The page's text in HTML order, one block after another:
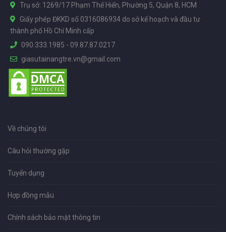
Trụ sở: 1269/17 Phạm Thế Hiển, Phường 5, Quận 8, HCM
Giấy phép ĐKKD số 0316086934 do sở kế hoạch và đầu tư
thành phố Hồ Chí Minh cấp
090.333.1985 - 09.87.87.0217
giasutainangtre.vn@gmail.com
Về chúng tôi
Câu hỏi thường gặp
Tuyển dụng
Hợp đồng mẫu
Chính sách bảo mật thông tin